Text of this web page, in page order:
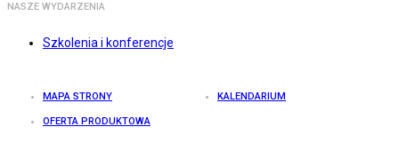
NASZE WYDARZENIA
Szkolenia i konferencje
MAPA STRONY KALENDARIUM
OFERTA PRODUKTOWA